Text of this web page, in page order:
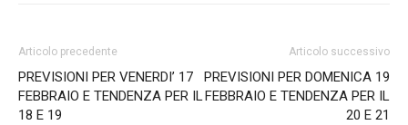
Articolo precedente
PREVISIONI PER VENERDI’ 17
FEBBRAIO E TENDENZA PER IL
18 E 19
Articolo successivo
PREVISIONI PER DOMENICA 19
FEBBRAIO E TENDENZA PER IL
20 E 21